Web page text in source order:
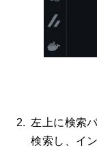
左上に検索
検索し、イ